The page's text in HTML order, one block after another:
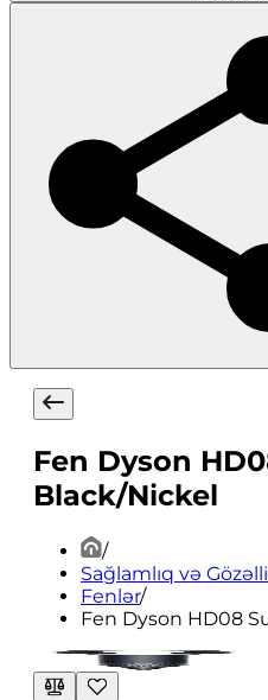
Fen Dyson
Black/Nickel
/
Sağlamlıq və
Fenlər/
Fen Dyson HD08